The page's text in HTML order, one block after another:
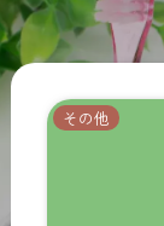
その他